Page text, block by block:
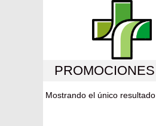
PROMOCIONES
Mostrando el único resultado